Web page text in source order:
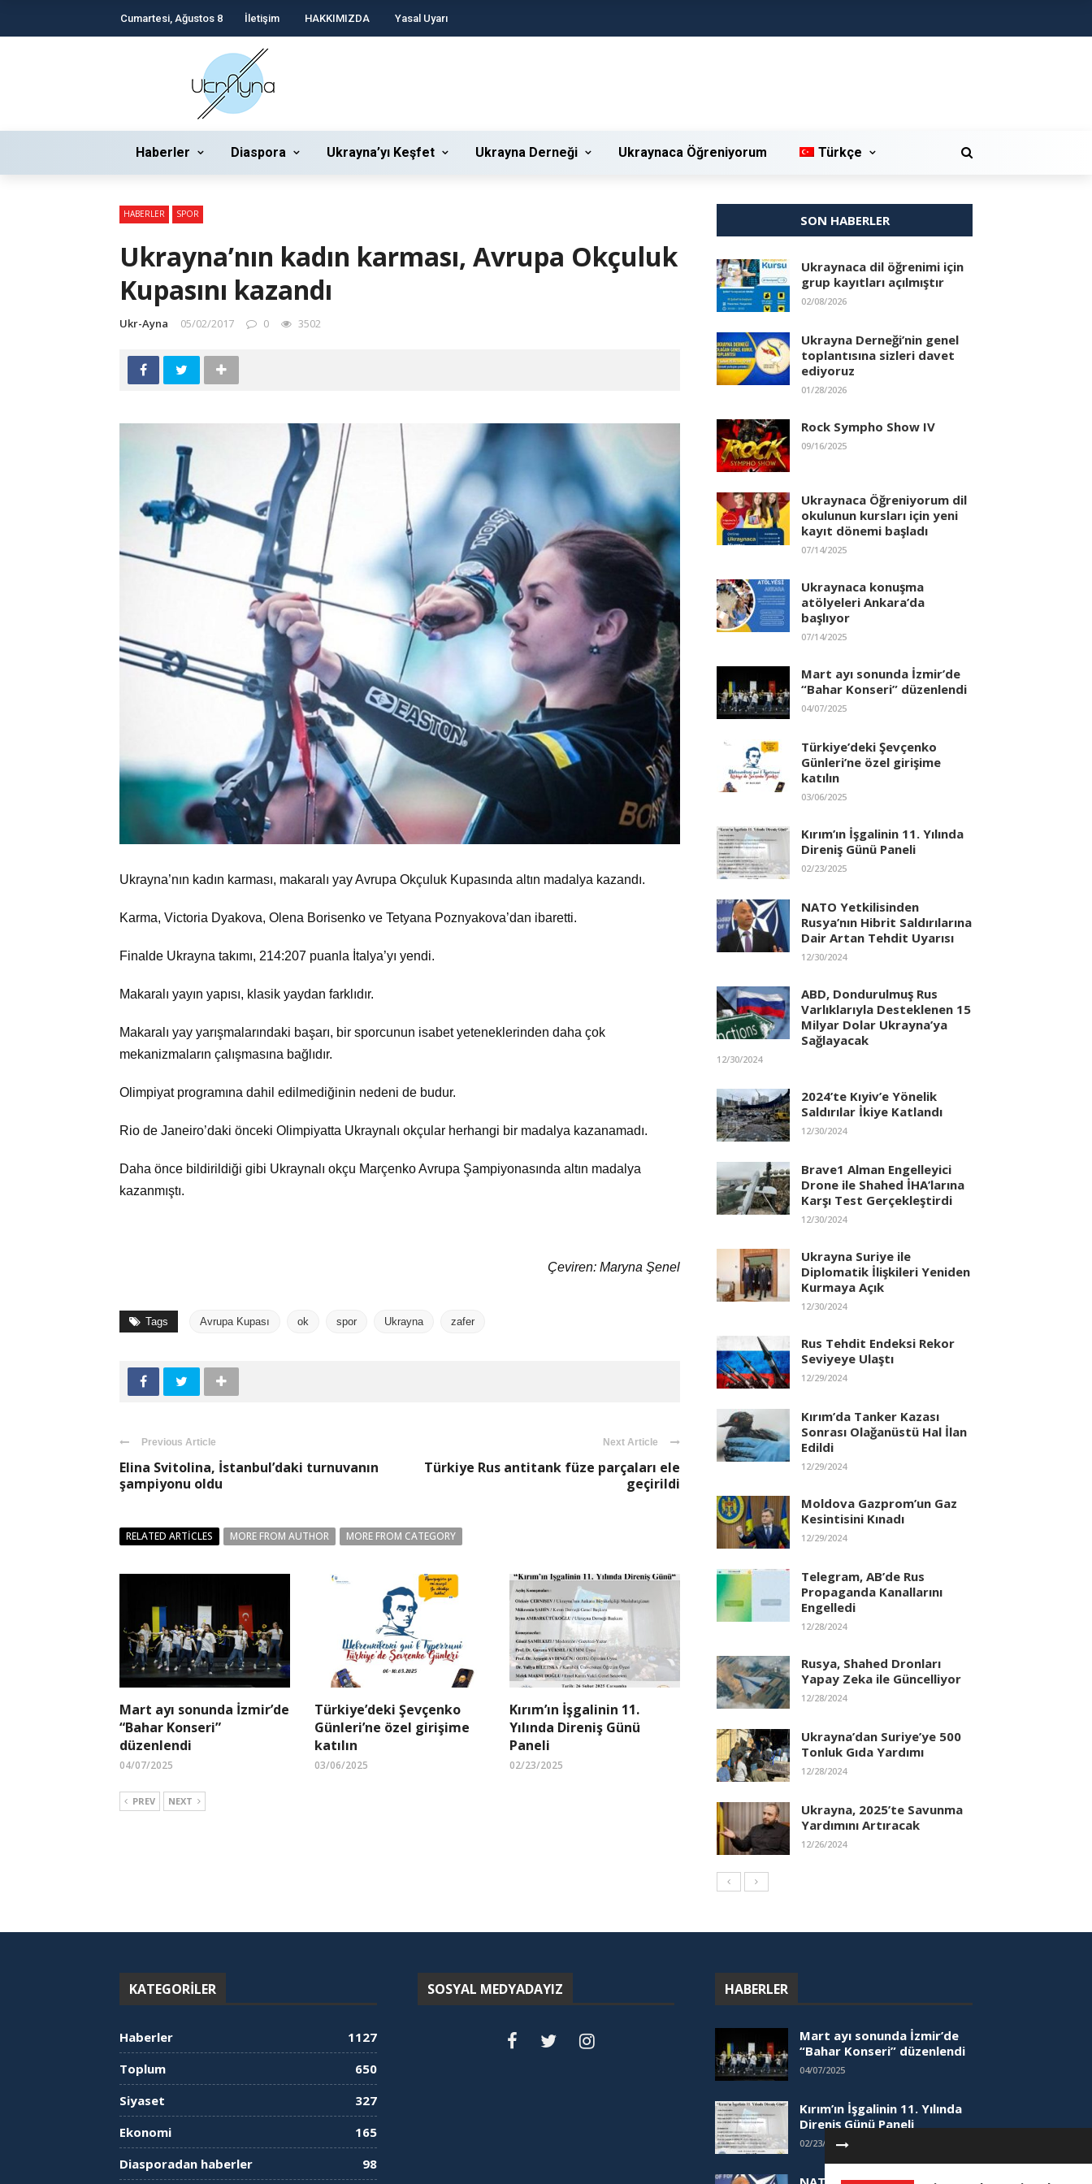
Cumartesi, Ağustos 8 İletişim HAKKIMIZDA Yasal Uyarı
Haberler Diaspora Ukrayna’yı Keşfet Ukrayna Derneği Ukraynaca Öğreniyorum Türkçe
HABERLER SPOR
Ukrayna’nın kadın karması, Avrupa Okçuluk
Kupasını kazandı
Ukr-Ayna 05/02/2017 0 3502
Ukrayna’nın kadın karması, makaralı yay Avrupa Okçuluk Kupasında altın madalya kazandı.
Karma, Victoria Dyakova, Olena Borisenko ve Tetyana Poznyakova’dan ibaretti.
Finalde Ukrayna takımı, 214:207 puanla İtalya’yı yendi.
Makaralı yayın yapısı, klasik yaydan farklıdır.
Makaralı yay yarışmalarındaki başarı, bir sporcunun isabet yeteneklerinden daha çok
mekanizmaların çalışmasına bağlıdır.
Olimpiyat programına dahil edilmediğinin nedeni de budur.
Rio de Janeiro’daki önceki Olimpiyatta Ukraynalı okçular herhangi bir madalya kazanamadı.
Daha önce bildirildiği gibi Ukraynalı okçu Marçenko Avrupa Şampiyonasında altın madalya
kazanmıştı.
Çeviren: Maryna Şenel
Tags Avrupa Kupası ok spor Ukrayna zafer
Previous Article
Elina Svitolina, İstanbul’daki turnuvanın
şampiyonu oldu
Next Article
Türkiye Rus antitank füze parçaları ele
geçirildi
RELATED ARTICLES MORE FROM AUTHOR MORE FROM CATEGORY
Mart ayı sonunda İzmir’de
“Bahar Konseri”
düzenlendi
04/07/2025
Türkiye’deki Şevçenko
Günleri’ne özel girişime
katılın
03/06/2025
Kırım’ın İşgalinin 11.
Yılında Direniş Günü
Paneli
02/23/2025
PREV NEXT
SON HABERLER
Ukraynaca dil öğrenimi için
grup kayıtları açılmıştır
02/08/2026
Ukrayna Derneği’nin genel
toplantısına sizleri davet
ediyoruz
01/28/2026
Rock Sympho Show IV
09/16/2025
Ukraynaca Öğreniyorum dil
okulunun kursları için yeni
kayıt dönemi başladı
07/14/2025
Ukraynaca konuşma
atölyeleri Ankara’da
başlıyor
07/14/2025
Mart ayı sonunda İzmir’de
“Bahar Konseri” düzenlendi
04/07/2025
Türkiye’deki Şevçenko
Günleri’ne özel girişime
katılın
03/06/2025
Kırım’ın İşgalinin 11. Yılında
Direniş Günü Paneli
02/23/2025
NATO Yetkilisinden
Rusya’nın Hibrit Saldırılarına
Dair Artan Tehdit Uyarısı
12/30/2024
ABD, Dondurulmuş Rus
Varlıklarıyla Desteklenen 15
Milyar Dolar Ukrayna’ya
Sağlayacak
12/30/2024
2024’te Kıyiv’e Yönelik
Saldırılar İkiye Katlandı
12/30/2024
Brave1 Alman Engelleyici
Drone ile Shahed İHA’larına
Karşı Test Gerçekleştirdi
12/30/2024
Ukrayna Suriye ile
Diplomatik İlişkileri Yeniden
Kurmaya Açık
12/30/2024
Rus Tehdit Endeksi Rekor
Seviyeye Ulaştı
12/29/2024
Kırım’da Tanker Kazası
Sonrası Olağanüstü Hal İlan
Edildi
12/29/2024
Moldova Gazprom’un Gaz
Kesintisini Kınadı
12/29/2024
Telegram, AB’de Rus
Propaganda Kanallarını
Engelledi
12/28/2024
Rusya, Shahed Dronları
Yapay Zeka ile Güncelliyor
12/28/2024
Ukrayna’dan Suriye’ye 500
Tonluk Gıda Yardımı
12/28/2024
Ukrayna, 2025’te Savunma
Yardımını Artıracak
12/26/2024
KATEGORILER
Haberler
1127
Toplum
650
Siyaset
327
Ekonomi
165
Diasporadan haberler
98
SOSYAL MEDYADAYIZ HABERLER
Mart ayı sonunda İzmir’de
“Bahar Konseri” düzenlendi
04/07/2025
Kırım’ın İşgalinin 11. Yılında
Direniş Günü Paneli
02/23/2025